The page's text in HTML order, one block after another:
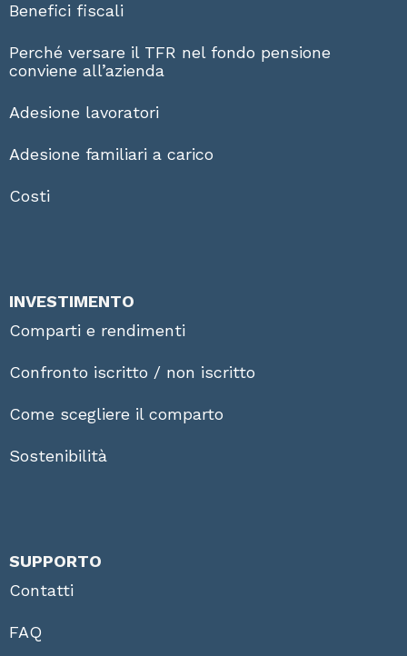
Benefici fiscali
Perché versare il TFR nel fondo pensione
conviene all’azienda
Adesione lavoratori
Adesione familiari a carico
Costi
INVESTIMENTO
Comparti e rendimenti
Confronto iscritto / non iscritto
Come scegliere il comparto
Sostenibilità
SUPPORTO
Contatti
FAQ